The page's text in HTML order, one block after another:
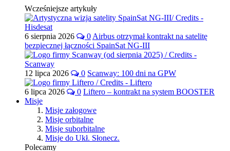
Wcześniejsze artykuły
6 sierpnia 2026 0 Airbus otrzymał kontrakt na satelitę
bezpiecznej łączności SpainSat NG-III
12 lipca 2026 0 Scanway: 100 dni na GPW
6 lipca 2026 0 Liftero – kontrakt na system BOOSTER
Misje
Misje załogowe
Misje orbitalne
Misje suborbitalne
Misje do Ukł. Słonecz.
Polecamy